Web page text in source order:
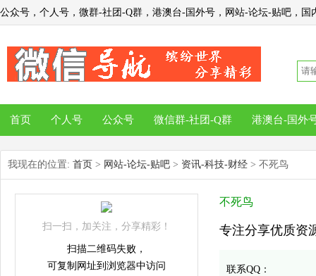
公众号，个人号，微群-社团-Q群，港澳台-国外号，网站-论坛-贴吧，
首页 个人号 公众号 微信群-社团-Q群 港澳台-国外
我现在的位置: 首页 > 网站-论坛-贴吧 > 资讯-科技-财经 > 不死鸟
扫一扫，加关注，分享精彩！
扫描二维码失败，
可复制网址到浏览器中访问
不死鸟
专注分享优质资
联系QQ：